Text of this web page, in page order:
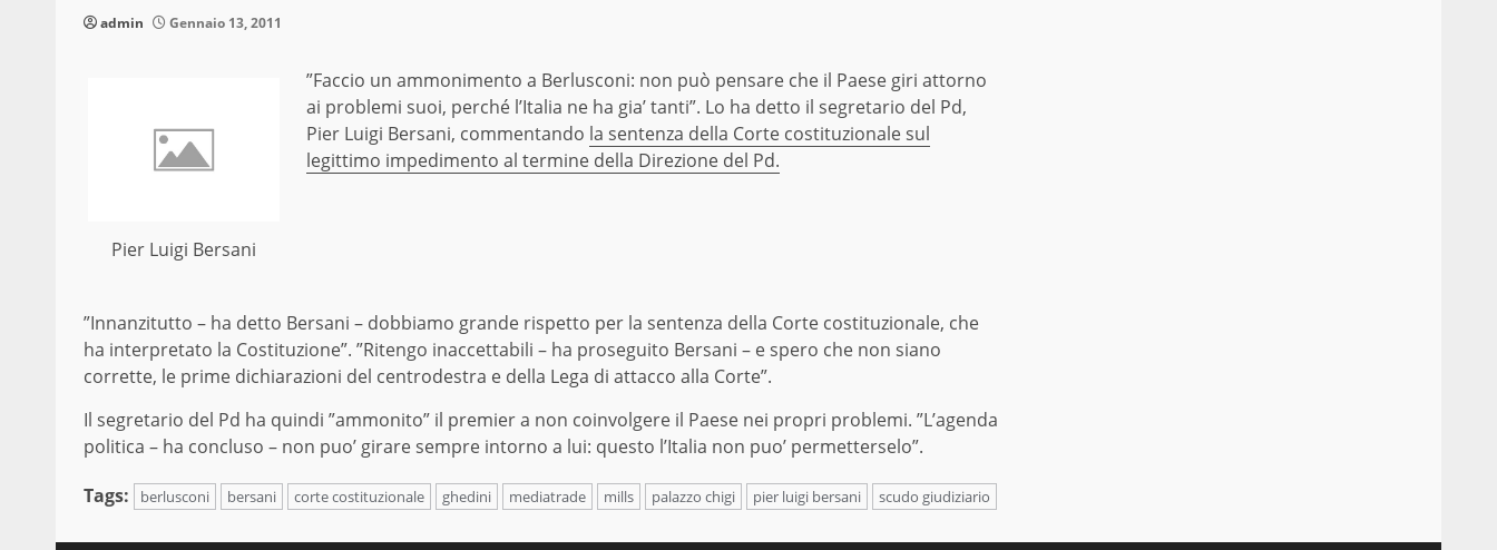
admin Gennaio 13, 2011
Pier Luigi Bersani
”Faccio un ammonimento a Berlusconi: non può pensare che il Paese giri attorno
ai problemi suoi, perché l’Italia ne ha gia’ tanti”. Lo ha detto il segretario del Pd,
Pier Luigi Bersani, commentando la sentenza della Corte costituzionale sul
legittimo impedimento al termine della Direzione del Pd.
”Innanzitutto – ha detto Bersani – dobbiamo grande rispetto per la sentenza della Corte costituzionale, che
ha interpretato la Costituzione”. ”Ritengo inaccettabili – ha proseguito Bersani – e spero che non siano
corrette, le prime dichiarazioni del centrodestra e della Lega di attacco alla Corte”.
Il segretario del Pd ha quindi ”ammonito” il premier a non coinvolgere il Paese nei propri problemi. ”L’agenda
politica – ha concluso – non puo’ girare sempre intorno a lui: questo l’Italia non puo’ permetterselo”.
Tags:
berlusconi bersani corte costituzionale ghedini mediatrade mills palazzo chigi pier luigi bersani scudo giudiziario